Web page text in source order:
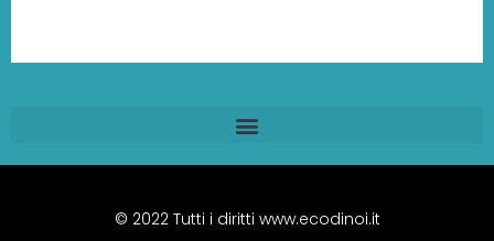
© 2022 Tutti i diritti www.ecodinoi.it